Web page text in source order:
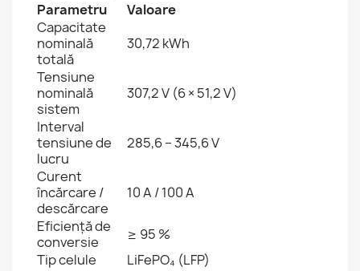
Parametru
Valoare
Capacitate
nominală
totală
30,72 kWh
Tensiune
nominală
sistem
307,2 V (6 × 51,2 V)
Interval
tensiune de
lucru
285,6 – 345,6 V
Curent
încărcare /
descărcare
10 A / 100 A
Eficiență de
conversie
≥ 95 %
Tip celule
LiFePO₄ (LFP)